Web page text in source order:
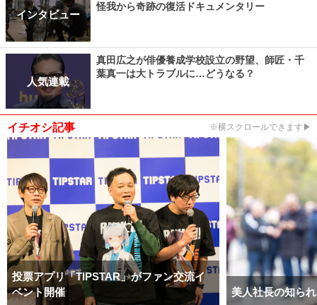
インタビュー
怪我から奇跡の復活ドキュメンタリー
人気連載
真田広之が俳優養成学校設立の野望、師匠・千
葉真一は大トラブルに…どうなる？
イチオシ記事 ※横スクロールできます▶
投票アプリ「TIPSTAR」がファン交流イ
ベント開催
美人社長の知ら